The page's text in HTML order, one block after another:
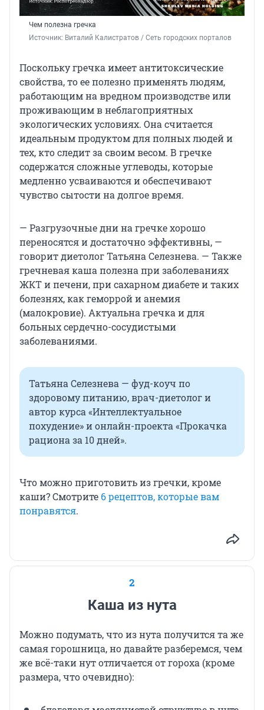
Чем полезна гречка
Источник: Виталий Калистратов / Сеть городских порталов
Поскольку гречка имеет антитоксические
свойства, то ее полезно применять людям,
работающим на вредном производстве или
проживающим в неблагоприятных
экологических условиях. Она считается
идеальным продуктом для полных людей и
тех, кто следит за своим весом. В гречке
содержатся сложные углеводы, которые
медленно усваиваются и обеспечивают
чувство сытости на долгое время.
— Разгрузочные дни на гречке хорошо
переносятся и достаточно эффективны, —
говорит диетолог Татьяна Селезнева. — Также
гречневая каша полезна при заболеваниях
ЖКТ и печени, при сахарном диабете и таких
болезнях, как геморрой и анемия
(малокровие). Актуальна гречка и для
больных сердечно-сосудистыми
заболеваниями.
Татьяна Селезнева — фуд-коуч по
здоровому питанию, врач-диетолог и
автор курса «Интеллектуальное
похудение» и онлайн-проектa «Прокачка
рациона за 10 дней».
Что можно приготовить из гречки, кроме
каши? Смотрите 6 рецептов, которые вам
понравятся.
2
Каша из нута
Можно подумать, что из нута получится та же
самая горошница, но давайте разберемся, чем
же всё-таки нут отличается от гороха (кроме
размера, что очевидно):